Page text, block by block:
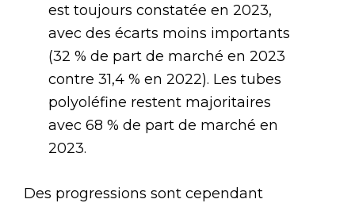
est toujours constatée en 2023,
avec des écarts moins importants
(32 % de part de marché en 2023
contre 31,4 % en 2022). Les tubes
polyoléfine restent majoritaires
avec 68 % de part de marché en
2023.
Des progressions sont cependant